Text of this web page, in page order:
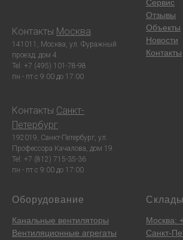
Контакты Москва
141011, Москва, ул. Фуражный
проезд, дом 4.
Tel: +7 (495) 101-78-98
пн - пт с 9:00 до 17:00
Контакты Санкт-
Петербург
192019, Санкт-Петербург, ул.
Профессора Качалова, дом 19.
Tel: +7 (812) 715-35-36
пн - пт с 9:00 до 17:00
Сервис
Отзывы
Объекты
Новости
Контакты
Оборудование
Канальные вентиляторы
Вентиляционные агрегаты
Склады
Москва:
Санкт-